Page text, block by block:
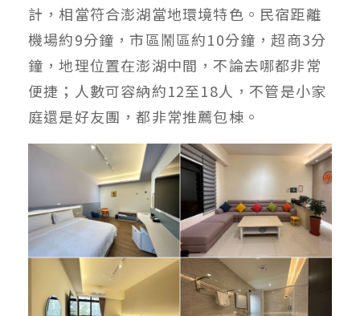
計，相當符合澎湖當地環境特色。民宿距離
機場約9分鐘，市區鬧區約10分鐘，超商3分
鐘，地理位置在澎湖中間，不論去哪都非常
便捷；人數可容納約12至18人，不管是小家
庭還是好友團，都非常推薦包棟。